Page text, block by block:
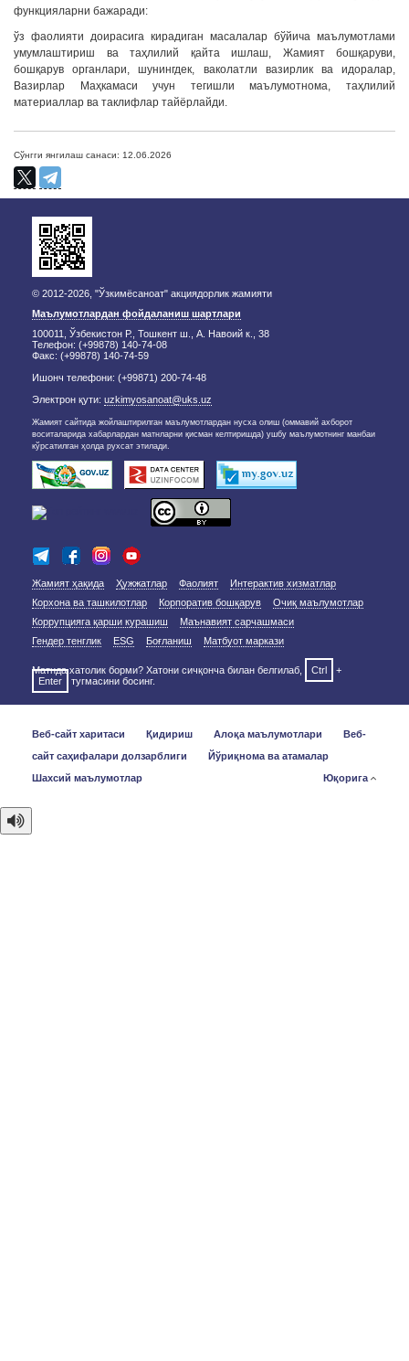
функцияларни бажаради:
ўз фаолияти доирасига кирадиган масалалар бўйича маълумотлами
умумлаштириш ва таҳлилий қайта ишлаш, Жамият бошқаруви,
бошқарув органлари, шунингдек, ваколатли вазирлик ва идоралар,
Вазирлар Маҳкамаси учун тегишли маълумотнома, таҳлилий
материаллар ва таклифлар тайёрлайди.
Сўнгги янгилаш санаси: 12.06.2026
© 2012-2026, "Ўзкимёсаноат" акциядорлик жамияти
Маълумотлардан фойдаланиш шартлари
100011, Ўзбекистон Р., Тошкент ш., А. Навоий к., 38
Телефон: (+99878) 140-74-08
Факс: (+99878) 140-74-59
Ишонч телефони: (+99871) 200-74-48
Электрон қути: uzkimyosanoat@uks.uz
Жамият сайтида жойлаштирилган маълумотлардан нусха олиш (оммавий ахборот
воситаларида хабарлардан матнларни қисман келтиришда) ушбу маълумотнинг манбаи
кўрсатилган ҳолда рухсат этилади.
Жамият ҳақида Ҳужжатлар Фаолият
Интерактив хизматлар
Корхона ва ташкилотлар
Корпоратив бошқарув
Очиқ маълумотлар
Коррупцияга қарши курашиш
Маънавият сарчашмаси
Гендер тенглик
ESG Боғланиш Матбуот маркази
Матнда хатолик борми? Хатони сичқонча билан белгилаб, Ctrl
+
Enter
тугмасини босинг.
Веб-сайт харитаси Қидириш Алоқа маълумотлари
Веб-
сайт саҳифалари долзарблиги
Йўриқнома ва атамалар
Шахсий маълумотлар
Юқорига